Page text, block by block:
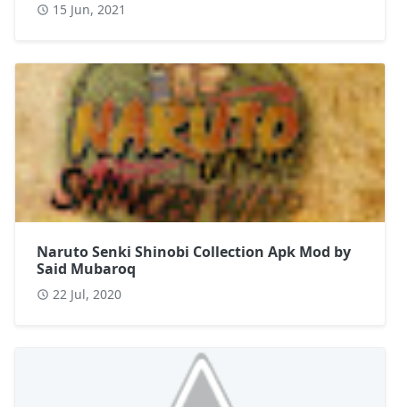
15 Jun, 2021
Naruto Senki Shinobi Collection Apk Mod by
Said Mubaroq
22 Jul, 2020